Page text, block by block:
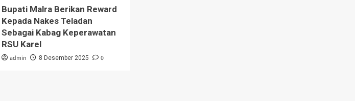
Bupati Malra Berikan Reward
Kepada Nakes Teladan
Sebagai Kabag Keperawatan
RSU Karel
admin 8 Desember 2025 0